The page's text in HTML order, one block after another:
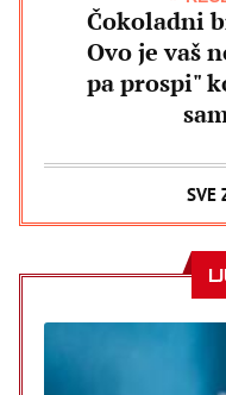
Čokoladni
Ovo je vaš
pa prospi"
SVE